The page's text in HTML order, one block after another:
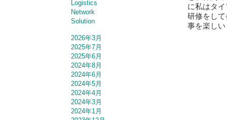
Logistics
Network
Solution
2026年3月
2025年7月
2025年6月
2024年8月
2024年6月
2024年5月
2024年4月
2024年3月
2024年1月
に私はタ
研修をし
事を楽し